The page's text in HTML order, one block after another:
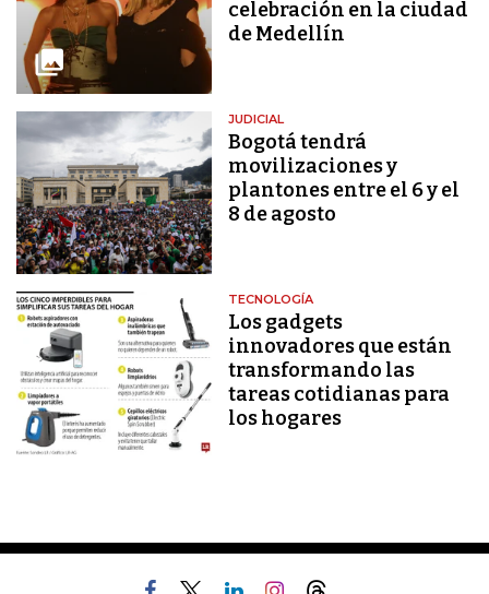
celebración en la ciudad
de Medellín
JUDICIAL
Bogotá tendrá
movilizaciones y
plantones entre el 6 y el
8 de agosto
TECNOLOGÍA
Los gadgets
innovadores que están
transformando las
tareas cotidianas para
los hogares